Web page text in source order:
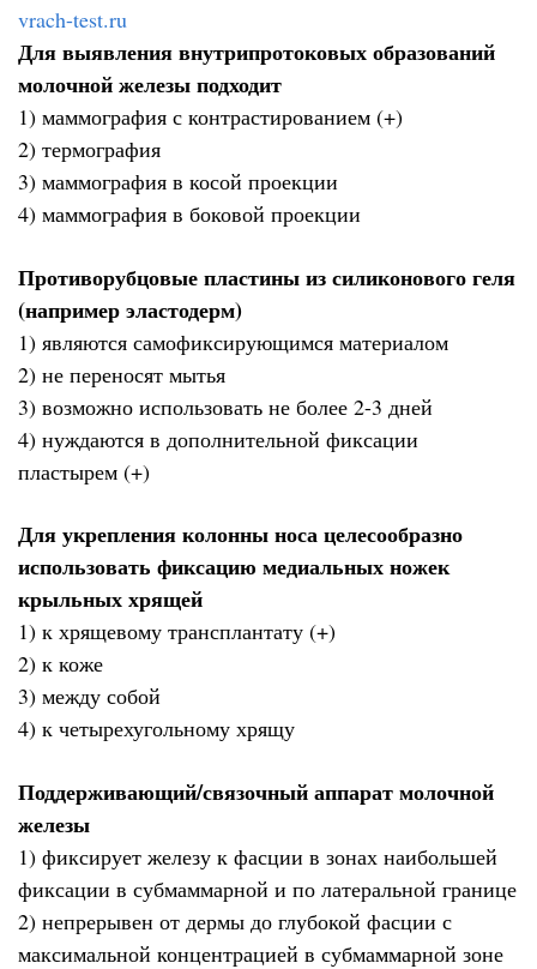
vrach-test.ru
Для выявления внутрипротоковых образований
молочной железы подходит
1) маммография с контрастированием (+)
2) термография
3) маммография в косой проекции
4) маммография в боковой проекции
Противорубцовые пластины из силиконового геля
(например эластодерм)
1) являются самофиксирующимся материалом
2) не переносят мытья
3) возможно использовать не более 2-3 дней
4) нуждаются в дополнительной фиксации
пластырем (+)
Для укрепления колонны носа целесообразно
использовать фиксацию медиальных ножек
крыльных хрящей
1) к хрящевому трансплантату (+)
2) к коже
3) между собой
4) к четырехугольному хрящу
Поддерживающий/связочный аппарат молочной
железы
1) фиксирует железу к фасции в зонах наибольшей
фиксации в субмаммарной и по латеральной границе
2) непрерывен от дермы до глубокой фасции с
максимальной концентрацией в субмаммарной зоне